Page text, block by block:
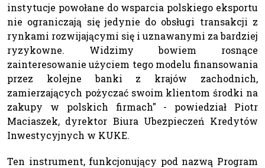
instytucje powołane do wsparcia polskiego eksportu
nie ograniczają się jedynie do obsługi transakcji z
rynkami rozwijającymi się i uznawanymi za bardziej
ryzykowne. Widzimy bowiem rosnące
zainteresowanie użyciem tego modelu finansowania
przez kolejne banki z krajów zachodnich,
zamierzających pożyczać swoim klientom środki na
zakupy w polskich firmach" - powiedział Piotr
Maciaszek, dyrektor Biura Ubezpieczeń Kredytów
Inwestycyjnych w KUKE.
Ten instrument, funkcjonujący pod nazwą Program